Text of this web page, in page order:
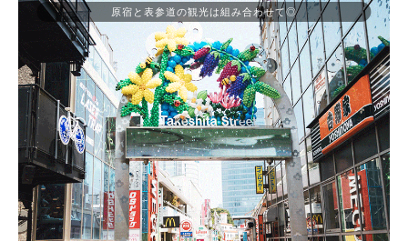
原宿と表参道の観光は組み合わせて◎